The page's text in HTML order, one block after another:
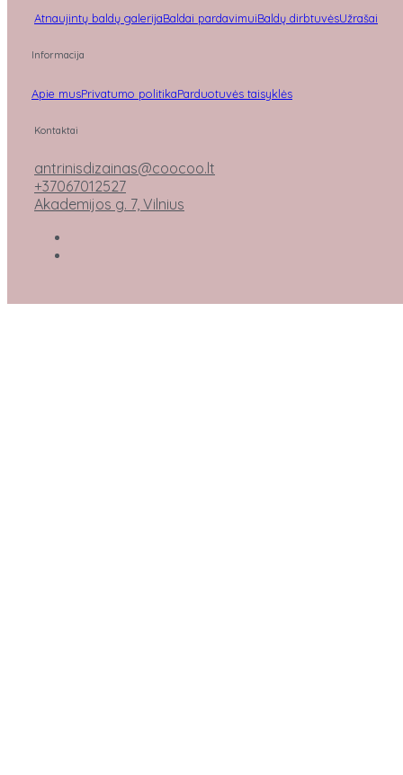
Atnaujintų baldų galerijaBaldai pardavimuiBaldų dirbtuvėsUžrašai
Informacija
Apie musPrivatumo politikaParduotuvės taisyklės
Kontaktai
antrinisdizainas@coocoo.lt
+37067012527
Akademijos g. 7, Vilnius